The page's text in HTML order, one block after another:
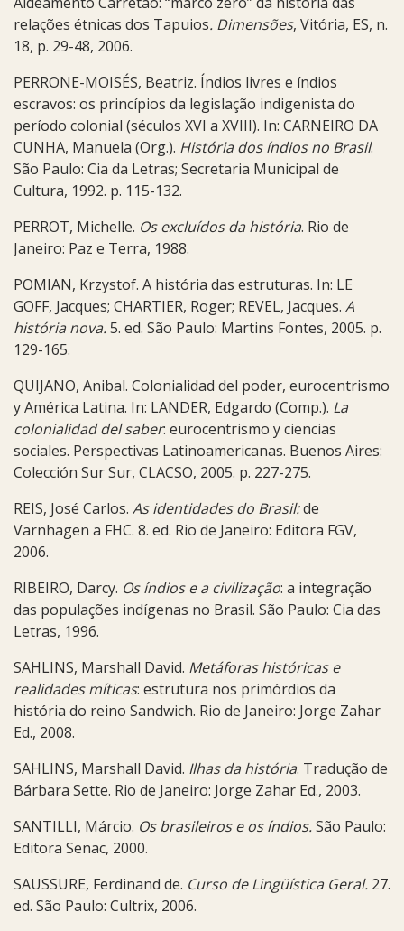
relações étnicas dos Tapuios. Dimensões, Vitória, ES, n.
18, p. 29-48, 2006.
PERRONE-MOISÉS, Beatriz. Índios livres e índios
escravos: os princípios da legislação indigenista do
período colonial (séculos XVI a XVIII). In: CARNEIRO DA
CUNHA, Manuela (Org.). História dos índios no Brasil.
São Paulo: Cia da Letras; Secretaria Municipal de
Cultura, 1992. p. 115-132.
PERROT, Michelle. Os excluídos da história. Rio de
Janeiro: Paz e Terra, 1988.
POMIAN, Krzystof. A história das estruturas. In: LE
GOFF, Jacques; CHARTIER, Roger; REVEL, Jacques. A
história nova.5. ed. São Paulo: Martins Fontes, 2005. p.
129-165.
QUIJANO, Anibal. Colonialidad del poder, eurocentrismo
y América Latina. In: LANDER, Edgardo (Comp.). La
colonialidad del saber: eurocentrismo y ciencias
sociales. Perspectivas Latinoamericanas. Buenos Aires:
Colección Sur Sur, CLACSO, 2005. p. 227-275.
REIS, José Carlos. As identidades do Brasil:de
Varnhagen a FHC. 8. ed. Rio de Janeiro: Editora FGV,
2006.
RIBEIRO, Darcy. Os índios e a civilização: a integração
das populações indígenas no Brasil. São Paulo: Cia das
Letras, 1996.
SAHLINS, Marshall David. Metáforas históricas e
realidades míticas: estrutura nos primórdios da
história do reino Sandwich. Rio de Janeiro: Jorge Zahar
Ed., 2008.
SAHLINS, Marshall David. Ilhas da história. Tradução de
Bárbara Sette. Rio de Janeiro: Jorge Zahar Ed., 2003.
SANTILLI, Márcio. Os brasileiros e os índios.São Paulo:
Editora Senac, 2000.
SAUSSURE, Ferdinand de. Curso de Lingüística Geral. 27.
ed. São Paulo: Cultrix, 2006.